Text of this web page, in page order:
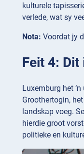
kulturele
verlede, wat sy
Nota: Voordat jy
Feit 4:
Luxemburg het
Groothertogin,
landskap voeg.
hierdie groot
politieke en